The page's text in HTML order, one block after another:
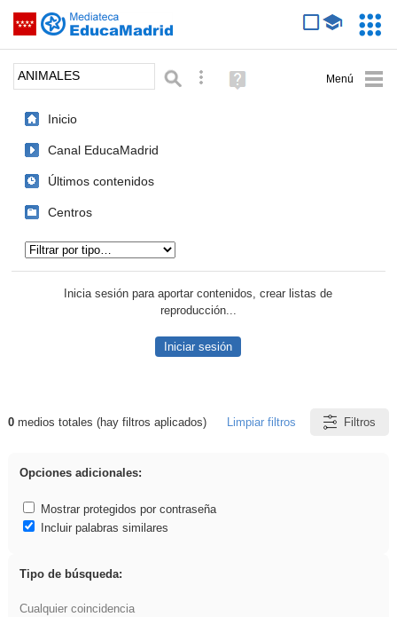
Saltar navegación
Palabra o frase: Búsqueda avanzada
Ayuda
(en
Inicio
Canal EducaMadrid
Últimos contenidos
Centros
Inicia sesión para aportar contenidos, crear listas de
reproducción...
Iniciar sesión
Resultados de: ANIMALES
0medios totales (hay filtros aplicados) Limpiar filtros Filtros
Opciones adicionales:
Mostrar protegidos por contraseña
Incluir palabras similares
Tipo de búsqueda:
Cualquier coincidencia